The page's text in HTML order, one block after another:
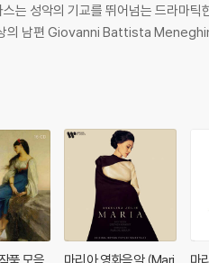
는 성악의 기교를 뛰어넘는 드라마
의 남편 Giovanni Battista